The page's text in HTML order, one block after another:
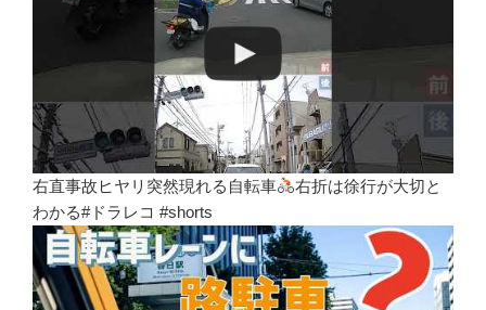
右直事故ヒヤリ突然現れる自転車
右折は徐行が大切と
わかる#ドラレコ #shorts